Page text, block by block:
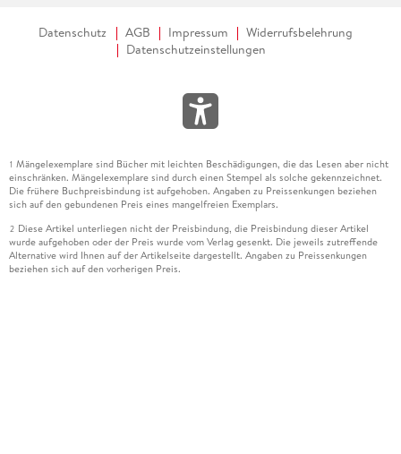
Datenschutz AGB Impressum
Widerrufsbelehrung
Datenschutzeinstellungen
1 Mängelexemplare sind Bücher mit leichten Beschädigungen, die das Lesen aber nicht
einschränken. Mängelexemplare sind durch einen Stempel als solche gekennzeichnet.
Die frühere Buchpreisbindung ist aufgehoben. Angaben zu Preissenkungen beziehen
sich auf den gebundenen Preis eines mangelfreien Exemplars.
2 Diese Artikel unterliegen nicht der Preisbindung, die Preisbindung dieser Artikel
wurde aufgehoben oder der Preis wurde vom Verlag gesenkt. Die jeweils zutreffende
Alternative wird Ihnen auf der Artikelseite dargestellt. Angaben zu Preissenkungen
beziehen sich auf den vorherigen Preis.